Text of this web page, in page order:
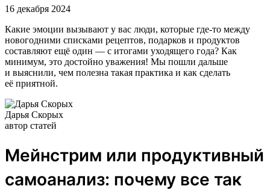
16 декабря 2024
Какие эмоции вызывают у вас люди, которые где-то между
новогодними списками рецептов, подарков и продуктов
составляют ещё один — с итогами уходящего года? Как
минимум, это достойно уважения! Мы пошли дальше
и выяснили, чем полезна такая практика и как сделать
её приятной.
Дарья Скорых
автор статей
Мейнстрим или продуктивный
самоанализ: почему все так